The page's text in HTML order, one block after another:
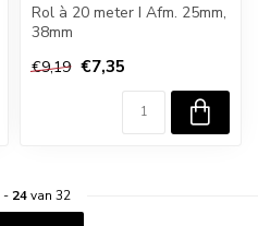
Rol à 20 meter I Afm. 25mm,
38mm
€9,19 €7,35
- 24van 32